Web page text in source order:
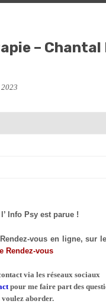
– Chantal
2023
Info Psy est parue !
vous en ligne, sur
Rendez-vous
via les réseaux sociaux
pour me faire part des
voulez aborder.